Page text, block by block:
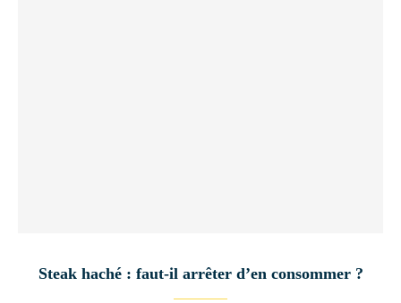
Steak haché : faut-il arrêter d’en consommer ?